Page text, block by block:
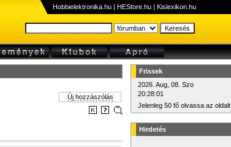
Hobbielektronika.hu | HEStore.hu | Kislexikon.hu
Új hozzászólás
Frissek
2026. Aug, 08. Szo
20:28:01
Jelenleg 50 fő olvassa az oldalt
Hirdetés